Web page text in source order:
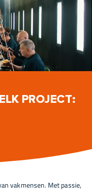
PROJECT:
vakmensen. Met passie,